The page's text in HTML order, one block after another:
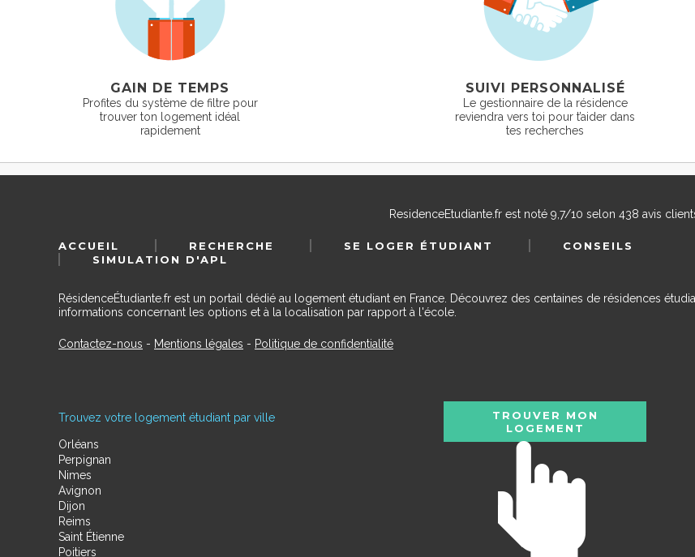
GAIN DE TEMPS
Profites du système de filtre pour
trouver ton logement idéal
rapidement
SUIVI PERSONNALISÉ
Le gestionnaire de la résidence
reviendra vers toi pour t’aider dans
tes recherches
ResidenceEtudiante.frest noté 9,7/10 selon 438 avis
ACCUEIL RECHERCHE SE LOGER ÉTUDIANT
CONSEILS
SIMULATION D'APL
RésidenceÉtudiante.fr est un portail dédié au logement étudiant en France. Découvrez des centaines de résidences
informations concernant les options et à la localisation par rapport à l'école.
Contactez-nous - Mentions légales - Politique de confidentialité
Trouvez votre logement étudiant par ville
Orléans
Perpignan
Nimes
Avignon
Dijon
Reims
Saint Étienne
Poitiers
TROUVER MON
LOGEMENT